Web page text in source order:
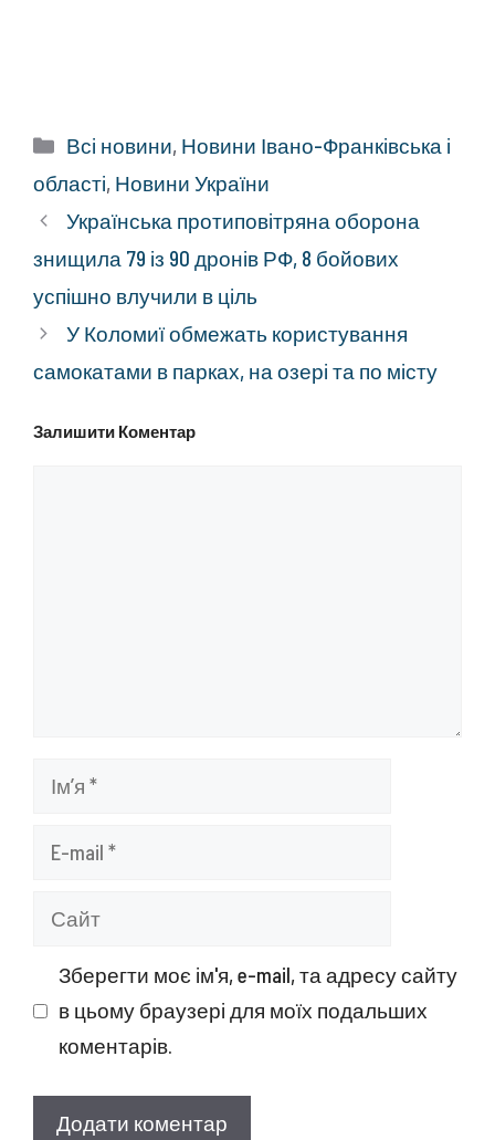
Категорії
Всі новини, Новини Івано-Франківська і
області, Новини України
Українська протиповітряна оборона
знищила 79 із 90 дронів РФ, 8 бойових
успішно влучили в ціль
У Коломиї обмежать користування
самокатами в парках, на озері та по місту
Залишити Коментар
Ім’я
Сайт
Зберегти моє ім'я, e-mail, та адресу сайту
в цьому браузері для моїх подальших
коментарів.